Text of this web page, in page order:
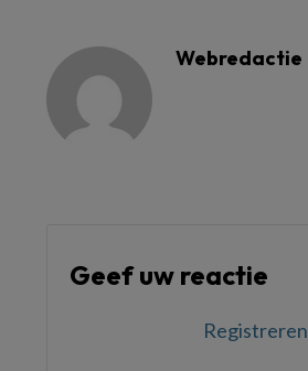
Webredactie
Geef uw reactie
Registreren